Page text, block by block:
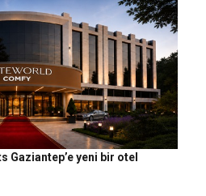
Gaziantep’e yeni bir otel